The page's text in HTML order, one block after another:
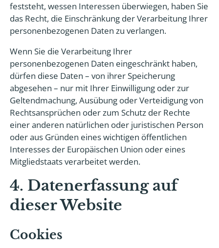
feststeht, wessen Interessen überwiegen, haben Sie
das Recht, die Einschränkung der Verarbeitung Ihrer
personenbezogenen Daten zu verlangen.
Wenn Sie die Verarbeitung Ihrer
personenbezogenen Daten eingeschränkt haben,
dürfen diese Daten – von ihrer Speicherung
abgesehen – nur mit Ihrer Einwilligung oder zur
Geltendmachung, Ausübung oder Verteidigung von
Rechtsansprüchen oder zum Schutz der Rechte
einer anderen natürlichen oder juristischen Person
oder aus Gründen eines wichtigen öffentlichen
Interesses der Europäischen Union oder eines
Mitgliedstaats verarbeitet werden.
4. Datenerfassung auf
dieser Website
Cookies